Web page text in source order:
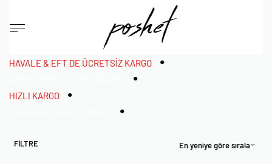
HAVALE & EFT DE ÜCRETSİZ KARGO •
•
HIZLI KARGO •
•
En yeniye göre sırala
FİLTRE